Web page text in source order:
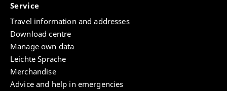
Service
Travel information and addresses
Download centre
Manage own data
Leichte Sprache
Merchandise
Advice and help in emergencies